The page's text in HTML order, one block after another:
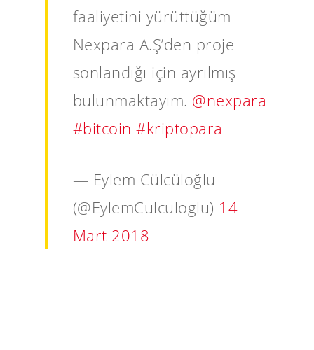
faaliyetini yürüttüğüm
Nexpara A.Ş’den proje
sonlandığı için ayrılmış
bulunmaktayım. @nexpara
#bitcoin #kriptopara
— Eylem Cülcüloğlu
(@EylemCulculoglu) 14
Mart 2018